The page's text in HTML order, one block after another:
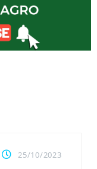
25/10/2023